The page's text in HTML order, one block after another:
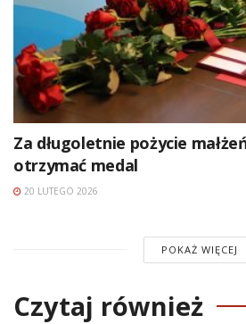
Za długoletnie pożycie
otrzymać medal
20 LUTEGO 2026
POKAŻ WIĘCEJ
Czytaj również